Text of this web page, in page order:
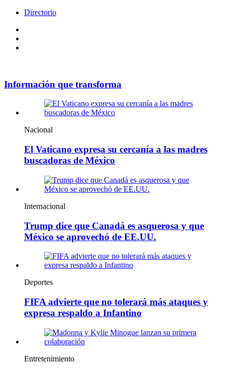
Directorio
Información que transforma
Nacional
El Vaticano expresa su cercanía a las madres
buscadoras de México
Internacional
Trump dice que Canadá es asquerosa y que
México se aprovechó de EE.UU.
Deportes
FIFA advierte que no tolerará más ataques y
expresa respaldo a Infantino
Entretenimiento